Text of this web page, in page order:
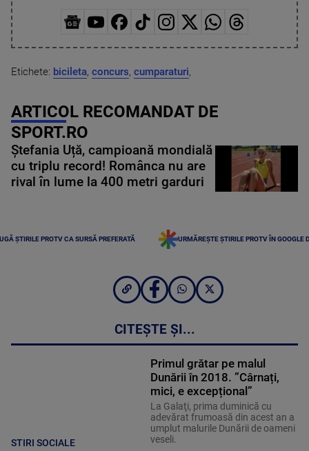
Etichete: bicileta, concurs, cumparaturi,
ARTICOL RECOMANDAT DE
SPORT.RO
Ștefania Uță, campioană mondială
cu triplu record! Românca nu are
rival în lume la 400 metri garduri
ȘTIRILE PROTV CA SURSĂ PREFERATĂ URMĂREȘTE ȘTIRILE PROTV ÎN GOOGLE
CITEȘTE ȘI...
STIRI SOCIALE
Primul grătar pe malul
Dunării în 2018. ”Cârnați,
mici, e excepțional”
La Galaţi, prima duminică cu
adevărat frumoasă din acest an a
umplut malurile Dunării de oameni
veseli.